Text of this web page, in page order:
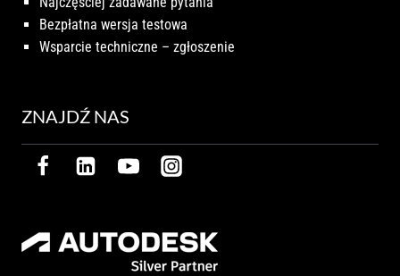
Bezpłatna wersja testowa
Wsparcie techniczne – zgłoszenie
ZNAJDŹ NAS